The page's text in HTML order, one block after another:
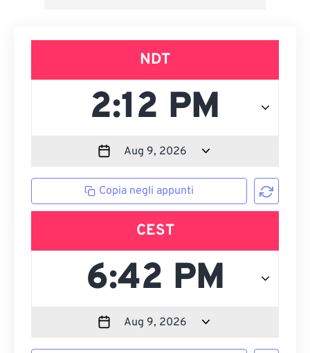
NDT
Copia negli appunti
CEST